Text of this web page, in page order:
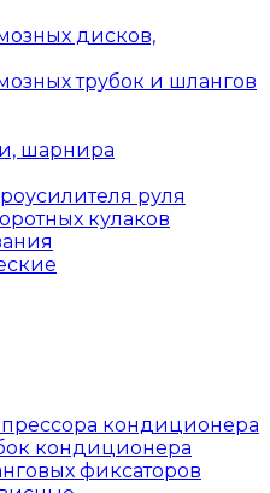
дисков,
трубок и шлангов
шарнира
руля
кулаков
кондиционера
кондиционера
фиксаторов